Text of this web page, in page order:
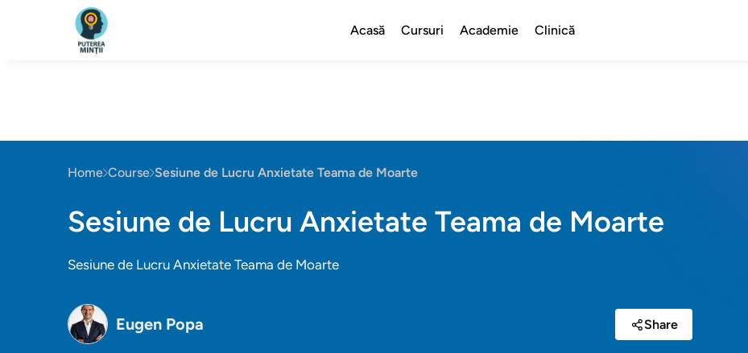
Acasă Cursuri Academie Clinică
Home Course Sesiune de Lucru Anxietate Teama de Moarte
Sesiune de Lucru Anxietate Teama de Moarte
Sesiune de Lucru Anxietate Teama de Moarte
Eugen Popa Share